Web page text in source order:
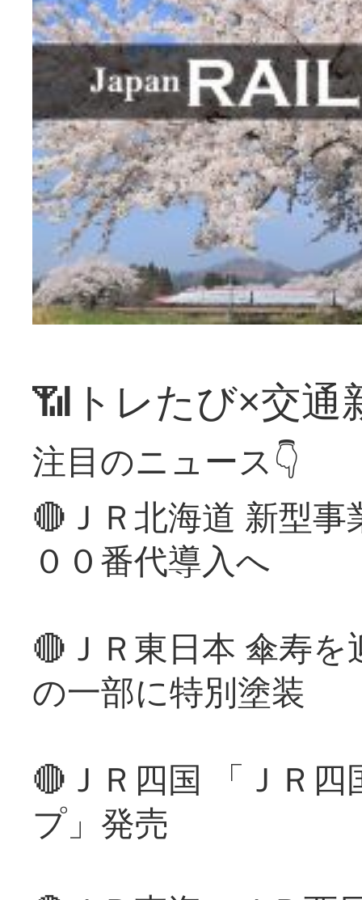
📶トレたび×交通
注目のニュース👇
🔴ＪＲ北海道 新型
００番代導入へ
🔴ＪＲ東日本 傘寿
の一部に特別塗装
🔴ＪＲ四国 「ＪＲ
プ」発売